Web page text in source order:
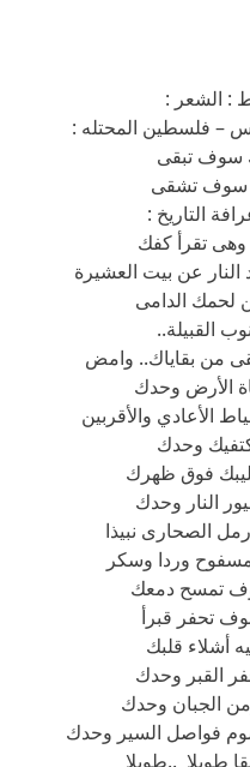
: الشعر :
– فلسطين المحتله :
سوف تبقى
سوف تشقى
التاريخ :
تقرأ كفك
عن بيت العشيرة
لحمك الدامى
القبيلة..
من بقاياك.. وامض
الأرض وحدك
الأعادي والأقربين
وحدك
فوق ظهرك
النار وحدك
الصحارى نبيذا
وردا وسكر
تمسح دمعك
تحفر قبرأ
أشلاء قلبك
القبر وحدك
الجبان وحدك
فواصل السير وحدك
طويلا ..طويلا